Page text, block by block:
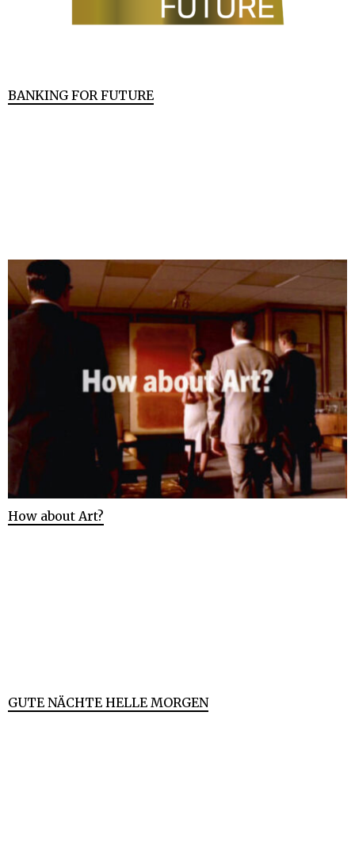
BANKING FOR FUTURE
How about Art?
GUTE NÄCHTE HELLE MORGEN